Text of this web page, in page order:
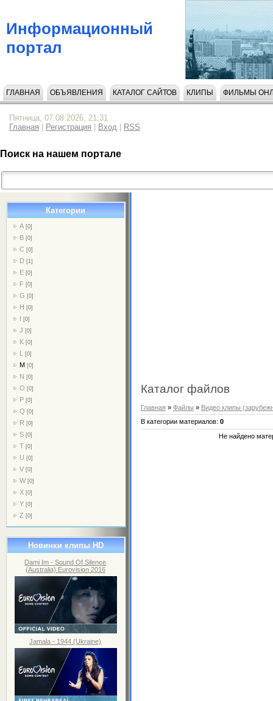
Информационный
портал
ГЛАВНАЯ ОБЪЯВЛЕНИЯ КАТАЛОГ САЙТОВ КЛИПЫ ФИЛЬМЫ
Пятница, 07.08.2026, 21:31
Главная
Регистрация Вход RSS
Поиск на нашем портале
Категории
A [0]
B [0]
C [0]
D [1]
E [0]
F [0]
G [0]
H [0]
I [0]
J [0]
K [0]
L [0]
M [0]
N [0]
O [0]
P [0]
Q [0]
R [0]
S [0]
T [0]
U [0]
V [0]
W [0]
X [0]
Y [0]
Z [0]
Новинки клипы HD
Dami Im - Sound Of Silence
(Australia) Eurovision 2016
Jamala - 1944 (Ukraine)
Каталог файлов
Главная » Файлы » Видео клипы
В категории материалов: 0
Не найдено